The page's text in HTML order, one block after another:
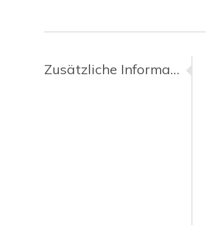
Zusätzliche Informationen